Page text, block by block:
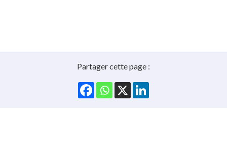
Partager cette page :